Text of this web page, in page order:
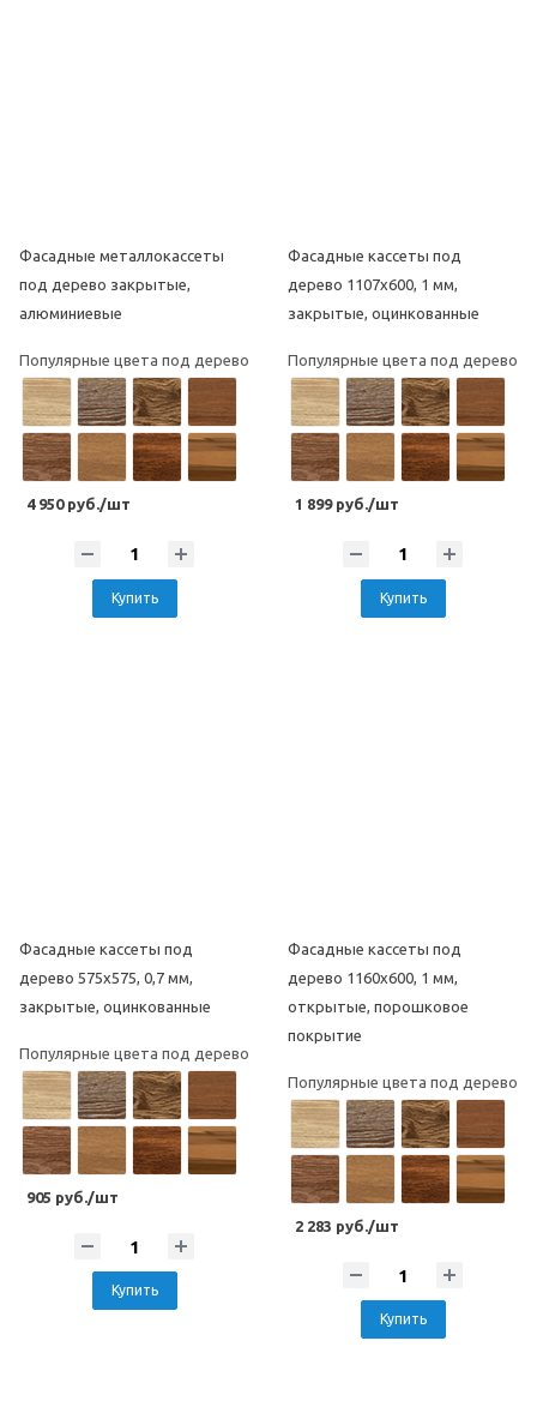
Фасадные металлокассеты
под дерево закрытые,
алюминиевые
Популярные цвета под дерево
4 950 руб./шт
Купить
Фасадные кассеты под
дерево 1107х600, 1 мм,
закрытые, оцинкованные
Популярные цвета под дерево
1 899 руб./шт
Купить
Фасадные кассеты под
дерево 575х575, 0,7 мм,
закрытые, оцинкованные
Популярные цвета под дерево
905 руб./шт
Купить
Фасадные кассеты под
дерево 1160х600, 1 мм,
открытые, порошковое
покрытие
Популярные цвета под дерево
2 283 руб./шт
Купить